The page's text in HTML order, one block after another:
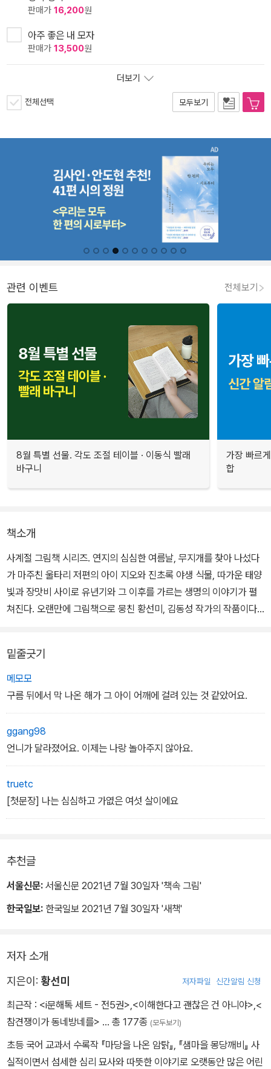
판매가 16,200원
아주 좋은 내 모자
판매가 13,500원
더보기
전체선택 모두보기
관련 이벤트 전체보기
8월 특별 선물. 각도 조절 테이블 · 이동식 빨래
바구니
가장 빠르
합
책소개
사계절 그림책 시리즈. 연지의 심심한 여름날, 무지개를 찾아 나섰다
가 마주친 울타리 저편의 아이 지오와 진초록 야생 식물, 따가운 태양
빛과 장맛비 사이로 유년기와 그 이후를 가르는 생명의 이야기가 펼
쳐진다. 오랜만에 그림책으로 뭉친 황선미, 김동성 작가의 작품이다.
로 자기 뜻과 상상을 펼칠 수 있는 건 바로 소꿉놀이의 세계일 것이다.
누구의 지시도 받지 않고 내 뜻대로 내 살림을 꾸려 보는 것. 손님을
초대해 보기도 하고, 먹을 수 없는 것들로 음식을 만들어 놓아도 맛있
게 먹을 수 있는 세계.
그래서 이 세계는 모든 가능성을 열고 모든 이방인을 환영한다. 실재
부여받게 되며, 이 세계의 주인이 될 수 있는 건 어린이뿐, 양육자인
어른은 손님이 될 수는 있지만 주인이 될 수는 없다.
세계의 주인이 겪어 낸 아름답고 소중한 성장의 이야기를 그렸다.
밑줄긋기
메모모
구름 뒤에서 막 나온 해가 그 아이 어깨에 걸려 있는 것 같았어요.
ggang98
언니가 달라졌어요. 이제는 나랑 놀아주지 않아요.
truetc
[첫문장] 나는 심심하고 가엾은 여섯 살이에요
추천글
서울신문: 서울신문 2021년 7월 30일자 '책속 그림'
한국일보: 한국일보 2021년 7월 30일자 '새책'
저자 소개
지은이: 황선미 저자파일 신간알림 신청
최근작 : <i문해톡 세트 - 전5권>,<이해한다고 괜찮은 건 아니야>,<
참견쟁이가 동네방네를> … 총 177종 (모두보기)
초등 국어 교과서 수록작 『마당을 나온 암탉』, 『샘마을 몽당깨비』 사
실적이면서 섬세한 심리 묘사와 따뜻한 이야기로 오랫동안 많은 어린